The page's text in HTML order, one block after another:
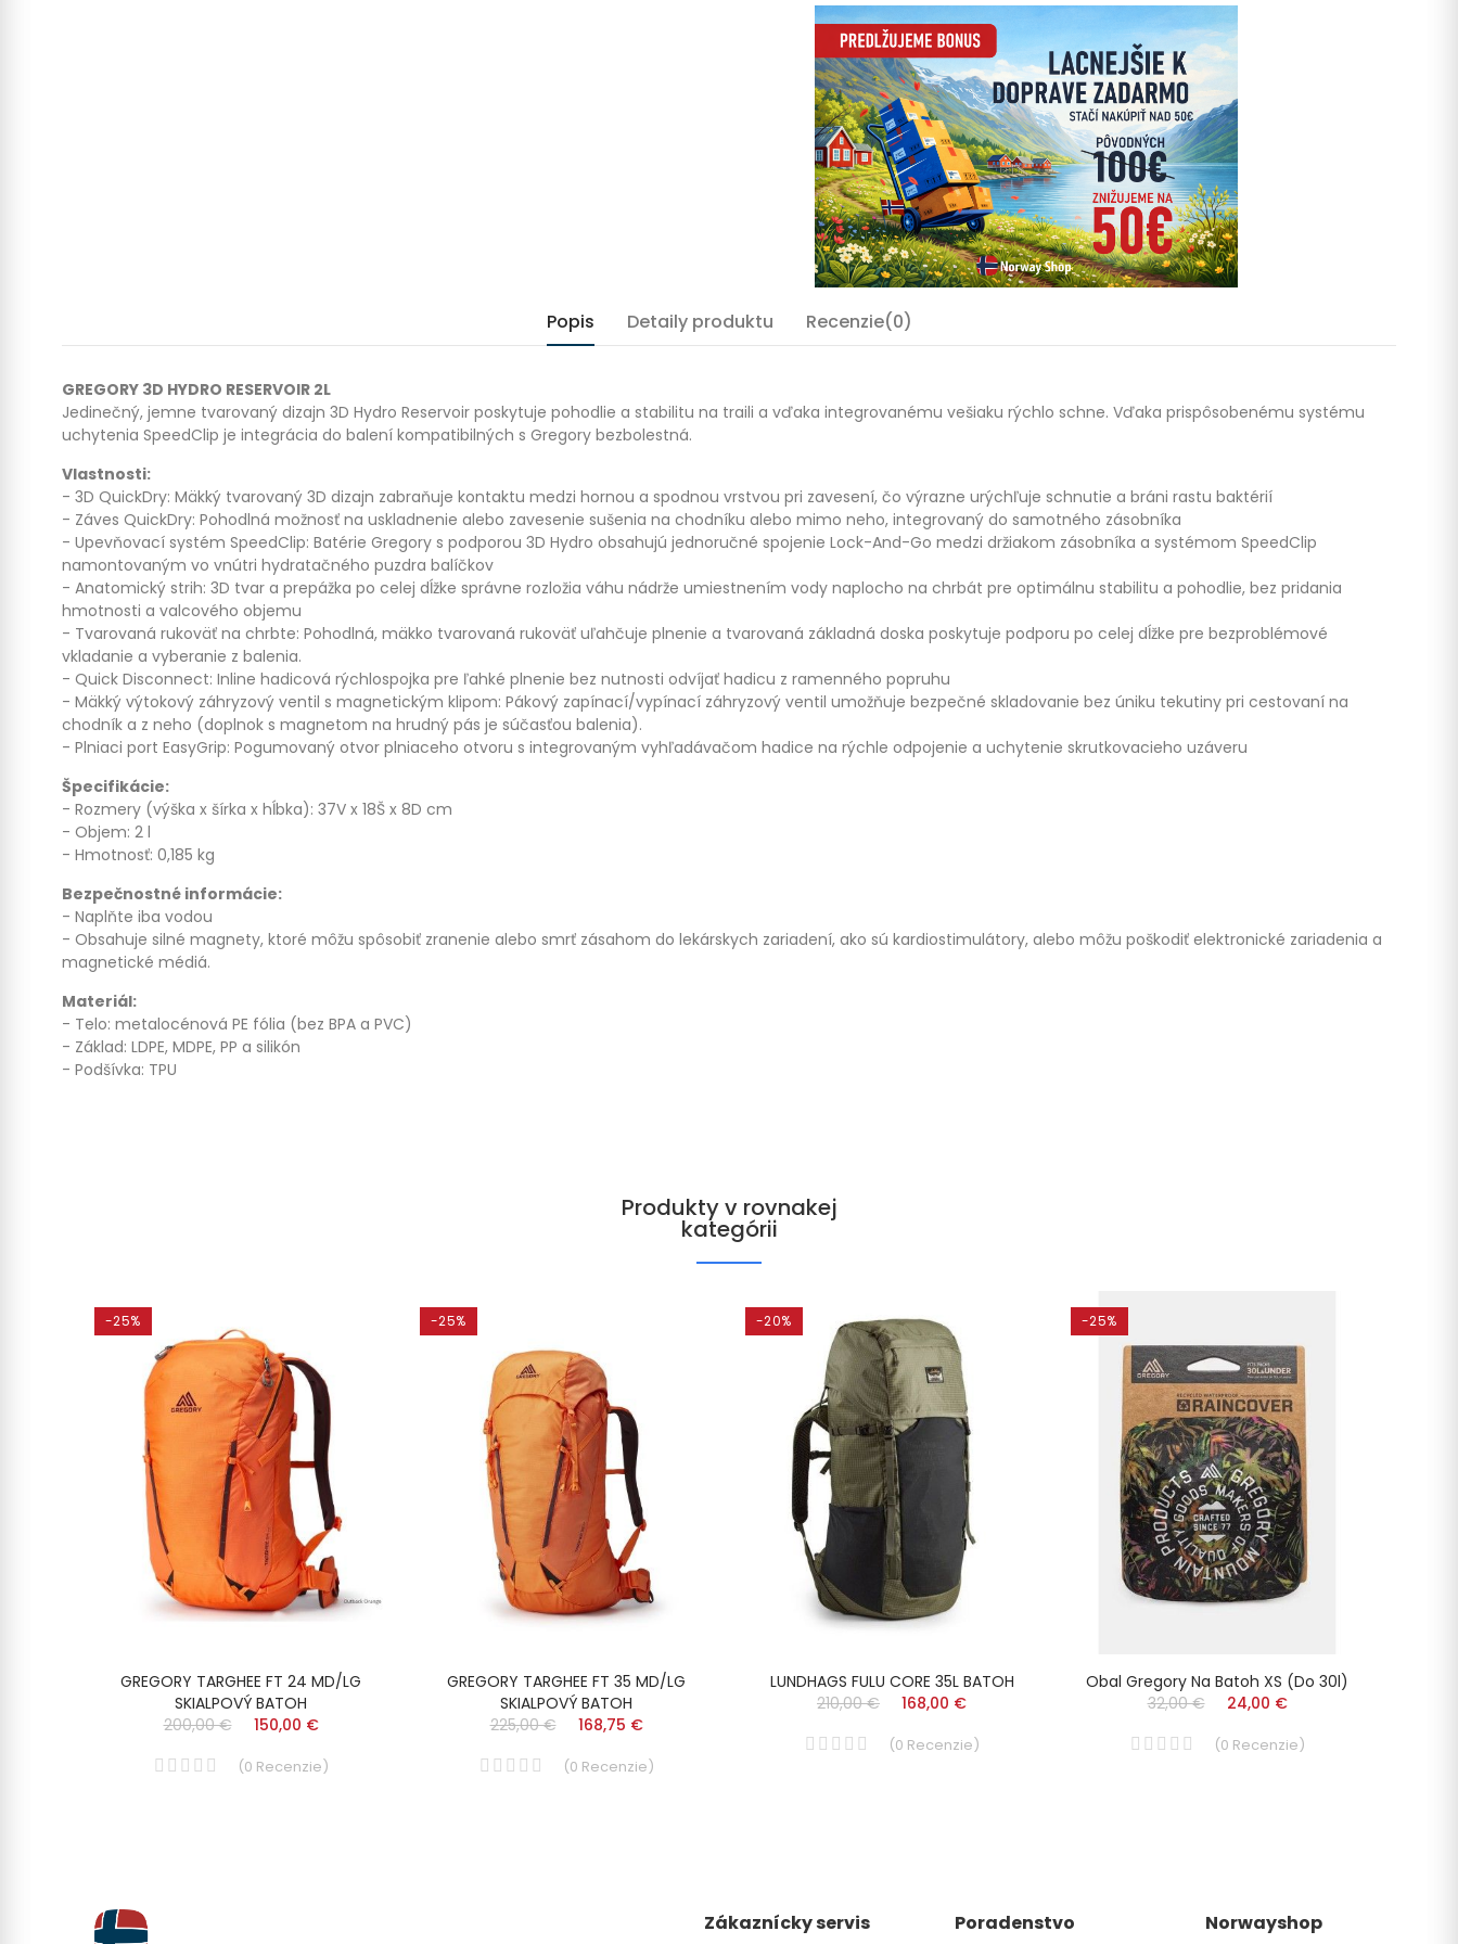
Popis Detaily produktu Recenzie(0)
GREGORY 3D HYDRO RESERVOIR 2L
Jedinečný, jemne tvarovaný dizajn 3D Hydro Reservoir poskytuje pohodlie a stabilitu na traili a vďaka integrovanému vešiaku rýchlo schne. Vďaka prispôsobenému systému
uchytenia SpeedClip je integrácia do balení kompatibilných s Gregory bezbolestná.
Vlastnosti:
- 3D QuickDry: Mäkký tvarovaný 3D dizajn zabraňuje kontaktu medzi hornou a spodnou vrstvou pri zavesení, čo výrazne urýchľuje schnutie a bráni rastu baktérií
- Záves QuickDry: Pohodlná možnosť na uskladnenie alebo zavesenie sušenia na chodníku alebo mimo neho, integrovaný do samotného zásobníka
- Upevňovací systém SpeedClip: Batérie Gregory s podporou 3D Hydro obsahujú jednoručné spojenie Lock-And-Go medzi držiakom zásobníka a systémom SpeedClip
namontovaným vo vnútri hydratačného puzdra balíčkov
- Anatomický strih: 3D tvar a prepážka po celej dĺžke správne rozložia váhu nádrže umiestnením vody naplocho na chrbát pre optimálnu stabilitu a pohodlie, bez pridania
hmotnosti a valcového objemu
- Tvarovaná rukoväť na chrbte: Pohodlná, mäkko tvarovaná rukoväť uľahčuje plnenie a tvarovaná základná doska poskytuje podporu po celej dĺžke pre bezproblémové
vkladanie a vyberanie z balenia.
- Quick Disconnect: Inline hadicová rýchlospojka pre ľahké plnenie bez nutnosti odvíjať hadicu z ramenného popruhu
- Mäkký výtokový záhryzový ventil s magnetickým klipom: Pákový zapínací/vypínací záhryzový ventil umožňuje bezpečné skladovanie bez úniku tekutiny pri cestovaní na
chodník a z neho (doplnok s magnetom na hrudný pás je súčasťou balenia).
- Plniaci port EasyGrip: Pogumovaný otvor plniaceho otvoru s integrovaným vyhľadávačom hadice na rýchle odpojenie a uchytenie skrutkovacieho uzáveru
Špecifikácie:
- Rozmery (výška x šírka x hĺbka): 37V x 18Š x 8D cm
- Objem: 2 l
- Hmotnosť: 0,185 kg
Bezpečnostné informácie:
- Naplňte iba vodou
- Obsahuje silné magnety, ktoré môžu spôsobiť zranenie alebo smrť zásahom do lekárskych zariadení, ako sú kardiostimulátory, alebo môžu poškodiť elektronické zariadenia a
magnetické médiá.
Materiál:
- Telo: metalocénová PE fólia (bez BPA a PVC)
- Základ: LDPE, MDPE, PP a silikón
- Podšívka: TPU
Produkty v rovnakej
kategórii
-25%
GREGORY TARGHEE FT 24 MD/LG
SKIALPOVÝ BATOH
200,00 €
150,00 €
(0 Recenzie)
-25%
GREGORY TARGHEE FT 35 MD/LG
SKIALPOVÝ BATOH
225,00 €
168,75 €
(0 Recenzie)
-20%
LUNDHAGS FULU CORE 35L BATOH
210,00 €
168,00 €
(0 Recenzie)
-25%
Obal Gregory Na Batoh XS (do 30l)
32,00 €
24,00 €
(0 Recenzie)
Zákaznícky servis Poradenstvo Norwayshop